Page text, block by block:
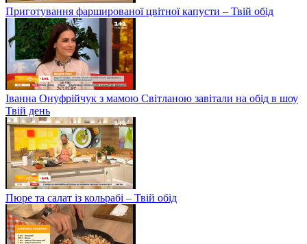
Приготування фаршированої цвітної капусти – Твій обід
Іванна Онуфрійчук з мамою Світланою завітали на обід в шоу
Твій день
Пюре та салат із кольрабі – Твій обід